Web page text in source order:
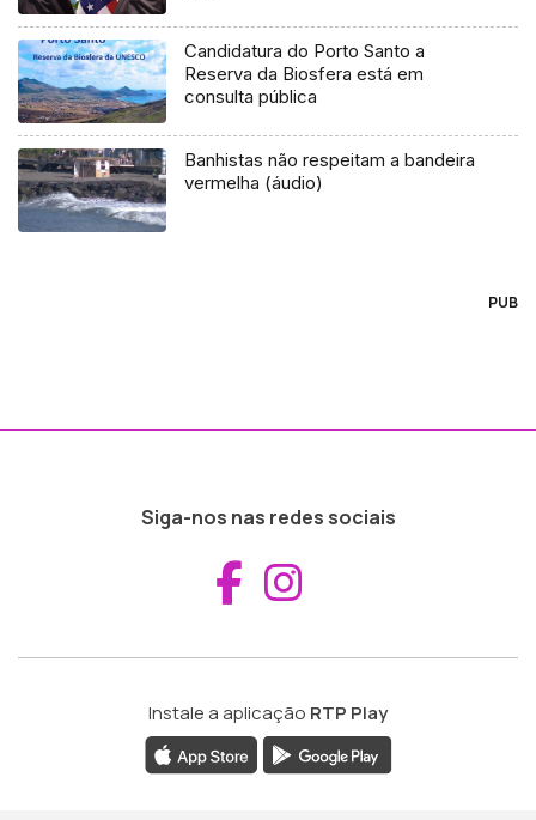
Candidatura do Porto Santo a
Reserva da Biosfera está em
consulta pública
Banhistas não respeitam a bandeira
vermelha (áudio)
PUB
Siga-nos nas redes sociais
Aceder ao
Instale a aplicação RTP Play